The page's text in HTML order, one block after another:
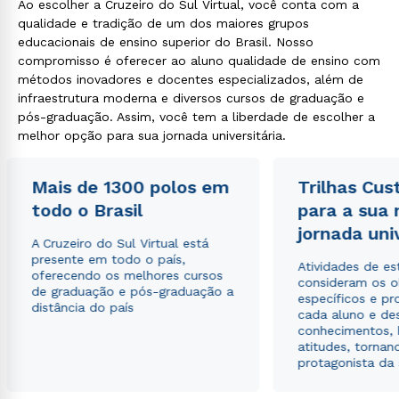
Ao escolher a Cruzeiro do Sul Virtual, você conta com a
qualidade e tradição de um dos maiores grupos
educacionais de ensino superior do Brasil. Nosso
compromisso é oferecer ao aluno qualidade de ensino com
métodos inovadores e docentes especializados, além de
infraestrutura moderna e diversos cursos de graduação e
pós-graduação. Assim, você tem a liberdade de escolher a
melhor opção para sua jornada universitária.
Mais de 1300 polos em
todo o Brasil
A Cruzeiro do Sul Virtual está
presente em todo o país,
oferecendo os melhores cursos
de graduação e pós-graduação a
distância do país
Trilhas
para a sua
jornada
Atividades de
consideram os
específicos e
cada aluno e
conhecimentos,
atitudes,
protagonista da
Rápido e fácil
WhatsApp
ou
Estou de acordo com a Política de Privacidade.
autorizo que meus dados sejam utilizados para o
envio de conteúdos da Cruzeiro do Sul.